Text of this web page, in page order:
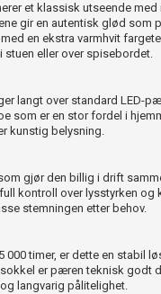
et klassisk utseende med
gir en autentisk glød som
en ekstra varmhvit
eller over spisebordet.
langt over standard LED-
som er en stor fordel i
kunstig belysning.
gjør den billig i drift
kontroll over lysstyrken og
stemningen etter behov.
timer, er dette en stabil
er pæren teknisk godt
langvarig pålitelighet.